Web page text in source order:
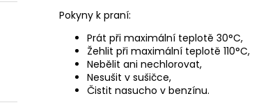
Pokyny k praní:
Prát při maximální teplotě 30°C,
Žehlit při maximální teplotě 110°C,
Nebělit ani nechlorovat,
Nesušit v sušičce,
Čistit nasucho v benzínu.